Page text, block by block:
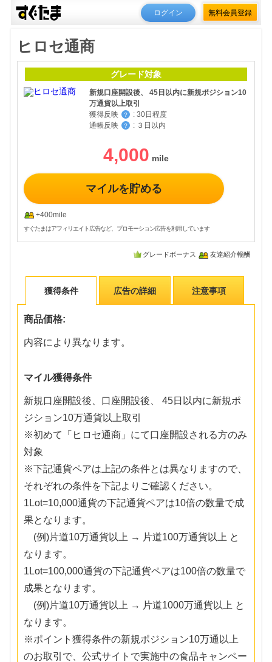
ログイン 無料会員登録
ヒロセ通商
グレード対象
新規口座開設後、 45日以内に新規ポジション10
万通貨以上取引
獲得反映
？ : 30日程度
通帳反映
？ : ３日以内
4,000
マイルを貯める
+400mile
すぐたまはアフィリエイト広告など、プロモーション広告を利用しています
グレードボーナス 友達紹介報酬
獲得条件 広告の詳細 注意事項
商品価格:
内容により異なります。
マイル獲得条件
新規口座開設後、口座開設後、 45日以内に新規ポ
ジション10万通貨以上取引
※初めて「ヒロセ通商」にて口座開設される方のみ
対象
※下記通貨ペアは上記の条件とは異なりますので、
それぞれの条件を下記よりご確認ください。
1Lot=10,000通貨の下記通貨ペアは10倍の数量で成
果となります。
(例)片道10万通貨以上 → 片道100万通貨以上 と
なります。
1Lot=100,000通貨の下記通貨ペアは100倍の数量で
成果となります。
(例)片道10万通貨以上 → 片道1000万通貨以上 と
なります。
※ポイント獲得条件の新規ポジション10万通以上
のお取引で、公式サイトで実施中の食品キャンペー